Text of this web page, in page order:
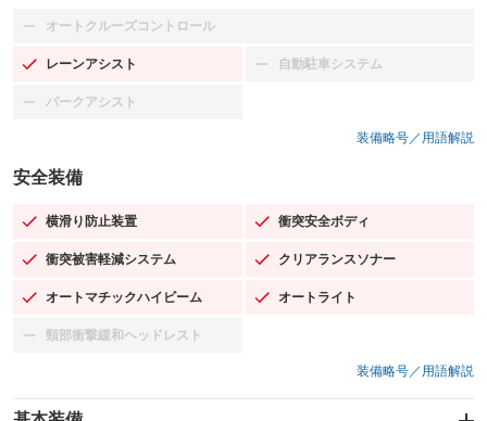
オートクルーズコントロール
：装備なし
レーンアシスト
：装備あり 自動駐車システム
：装備なし
パークアシスト
：装備なし
装備略号／用語解説
安全装備
横滑り防止装置
：装備あり 衝突安全ボディ
：装備あり
衝突被害軽減システム
：装備あり クリアランスソナー
：装備あり
オートマチックハイビーム
：装備あり オートライト
：装備あり
頸部衝撃緩和ヘッドレスト
：装備なし
装備略号／用語解説